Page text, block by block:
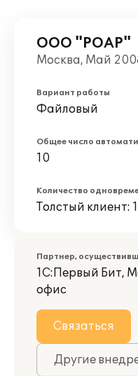
ООО "РОАР"
Москва, Май
Вариант работы
Файловый
Общее число
10
Количество
Толстый клиент:
Партнер,
1С:Первый Бит,
офис
Связаться
Другие